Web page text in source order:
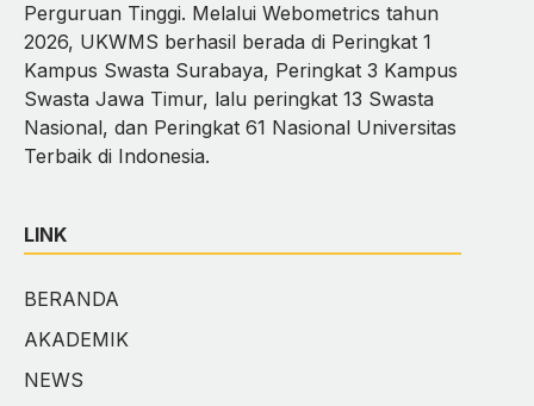
Perguruan Tinggi. Melalui Webometrics tahun
2026, UKWMS berhasil berada di Peringkat 1
Kampus Swasta Surabaya, Peringkat 3 Kampus
Swasta Jawa Timur, lalu peringkat 13 Swasta
Nasional, dan Peringkat 61 Nasional Universitas
Terbaik di Indonesia.
LINK
BERANDA
AKADEMIK
NEWS